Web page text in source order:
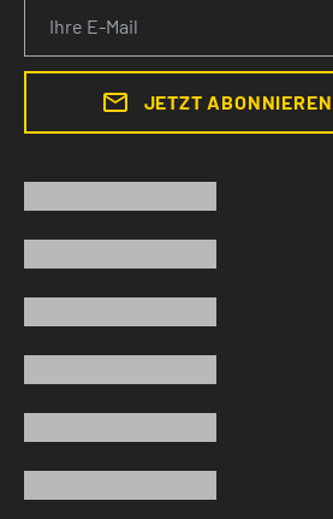
JETZT ABONNIEREN